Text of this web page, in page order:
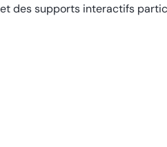
et des supports interactifs